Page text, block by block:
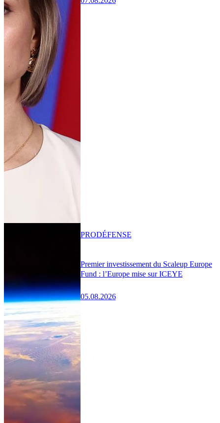
Premier investissement du Scaleup Europe
Fund : l’Europe mise sur ICEYE
05.08.2026
PRODÉFENSE